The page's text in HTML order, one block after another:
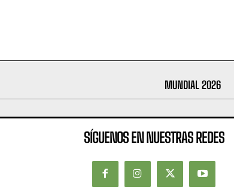
MUNDIAL 2026
SÍGUENOS EN NUESTRAS REDES